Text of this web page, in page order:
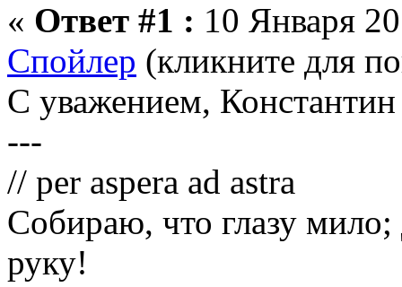
« Ответ #1 : 10 Января
Спойлер (кликните для
С уважением, Константин
---
// per aspera ad astra
Собираю, что глазу
руку!